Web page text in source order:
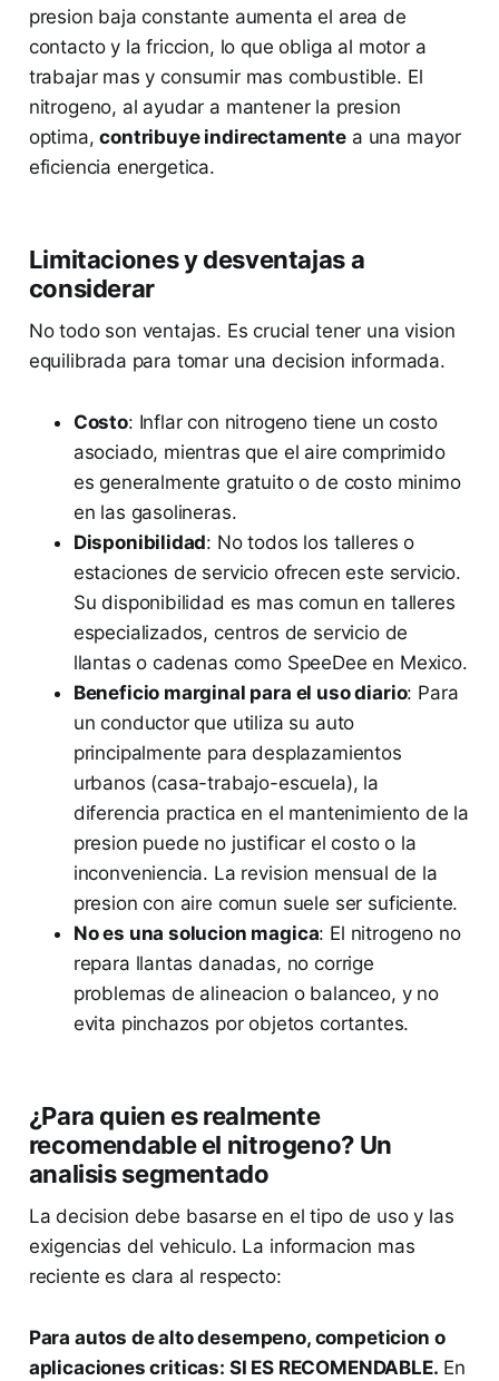
presion baja constante aumenta el area de
contacto y la friccion, lo que obliga al motor a
trabajar mas y consumir mas combustible. El
nitrogeno, al ayudar a mantener la presion
optima,contribuye indirectamente a una mayor
eficiencia energetica.
Limitaciones y desventajas a
considerar
No todo son ventajas. Es crucial tener una vision
equilibrada para tomar una decision informada.
Costo: Inflar con nitrogeno tiene un costo
asociado, mientras que el aire comprimido
es generalmente gratuito o de costo minimo
en las gasolineras.
Disponibilidad: No todos los talleres o
estaciones de servicio ofrecen este servicio.
Su disponibilidad es mas comun en talleres
especializados, centros de servicio de
llantas o cadenas como SpeeDee en Mexico.
Beneficio marginal para el uso diario: Para
un conductor que utiliza su auto
principalmente para desplazamientos
urbanos (casa-trabajo-escuela), la
diferencia practica en el mantenimiento de la
presion puede no justificar el costo o la
inconveniencia. La revision mensual de la
presion con aire comun suele ser suficiente.
No es una solucion magica: El nitrogeno no
repara llantas danadas, no corrige
problemas de alineacion o balanceo, y no
evita pinchazos por objetos cortantes.
¿Para quien es realmente
recomendable el nitrogeno? Un
analisis segmentado
La decision debe basarse en el tipo de uso y las
exigencias del vehiculo. La informacion mas
reciente es clara al respecto:
Para autos de alto desempeno, competicion o
aplicaciones criticas: SI ES RECOMENDABLE. En